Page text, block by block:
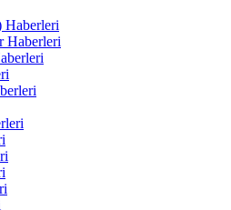
Haberleri
Haberleri